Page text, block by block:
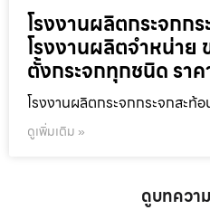
โรงงานผลิตกระจกก
โรงงานผลิตจำหน่าย
ตั้งกระจกทุกชนิด รา
โรงงานผลิตกระจกกระจกสะท้
ดูเพิ่มเติม »
ดูบทควา